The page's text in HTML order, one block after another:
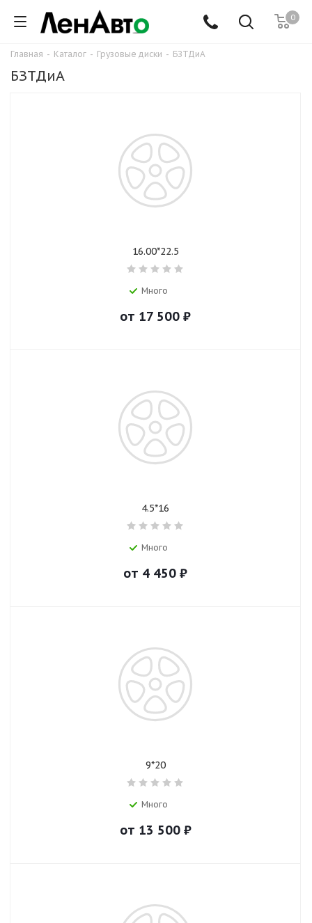
0
Главная - Каталог - Грузовые диски - БЗТДиА
БЗТДиА
16.00*22.5
Много
от 17 500 ₽
4.5*16
Много
от 4 450 ₽
9*20
Много
от 13 500₽